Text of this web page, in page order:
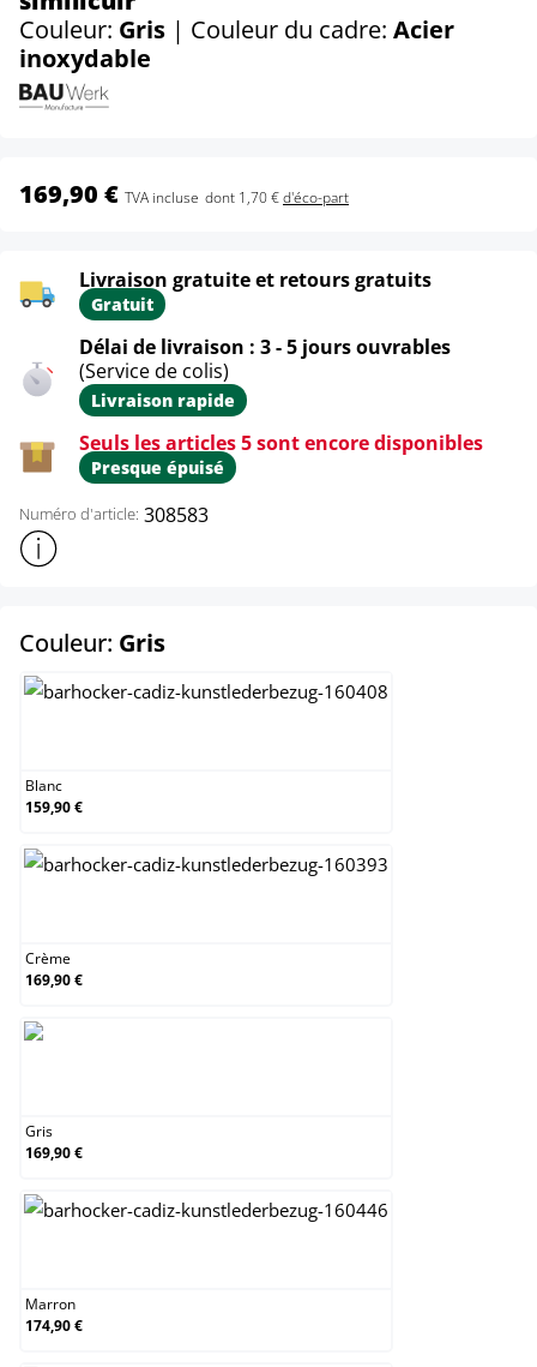
Couleur: Gris | Couleur du cadre: Acier
inoxydable
169,90 € TVA incluse dont 1,70 €d'éco-part
Livraison gratuite et retours gratuits
Gratuit
Délai de livraison : 3 - 5 jours ouvrables
(Service de colis)
Livraison rapide
Seuls les articles 5 sont encore disponibles
Presque épuisé
Numéro d'article: 308583
Afficher plus d'informations sur le produit
Couleur: Grisselect
Blanc
159,90 €
Crème
169,90 €
Gris
169,90 €
Marron
174,90 €